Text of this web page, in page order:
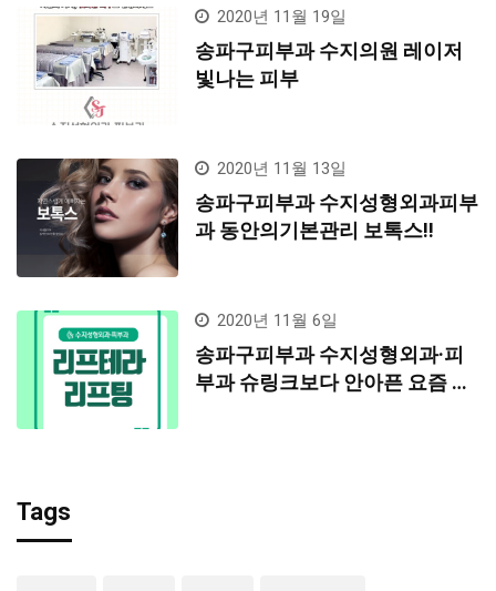
2020년 11월 19일
송파구피부과 수지의원 레이저
빛나는 피부
2020년 11월 13일
송파구피부과 수지성형외과피부
과 동안의기본관리 보톡스!!
2020년 11월 6일
송파구피부과 수지성형외과·피
부과 슈링크보다 안아픈 요즘 대
Tags